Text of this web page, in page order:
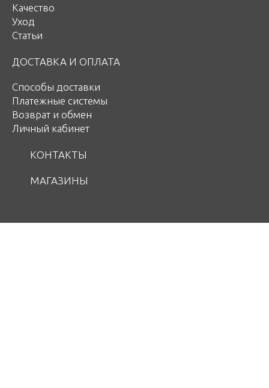
Качество
Уход
Статьи
ДОСТАВКА И ОПЛАТА
Способы доставки
Платежные системы
Возврат и обмен
Личный кабинет
КОНТАКТЫ
МАГАЗИНЫ